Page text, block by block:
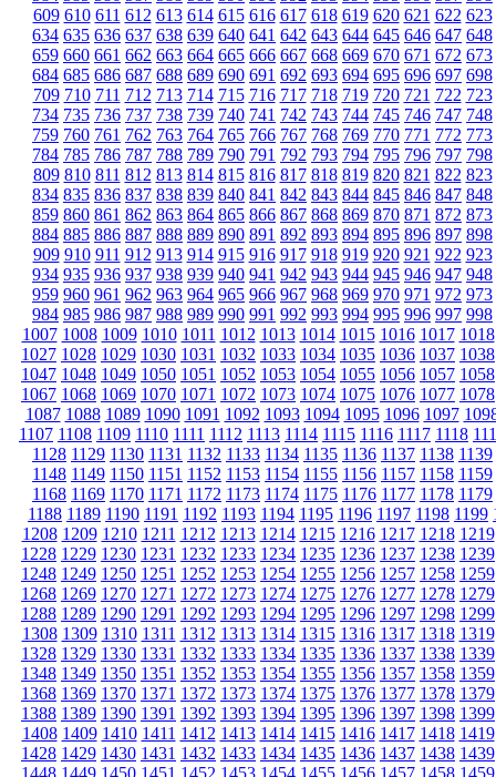
609 610 611 612 613 614 615 616 617 618 619 620 621 622 623
634 635 636 637 638 639 640 641 642 643 644 645 646 647 648
659 660 661 662 663 664 665 666 667 668 669 670 671 672 673
684 685 686 687 688 689 690 691 692 693 694 695 696 697 698
709 710 711 712 713 714 715 716 717 718 719 720 721 722 723
734 735 736 737 738 739 740 741 742 743 744 745 746 747 748
759 760 761 762 763 764 765 766 767 768 769 770 771 772 773
784 785 786 787 788 789 790 791 792 793 794 795 796 797 798
809 810 811 812 813 814 815 816 817 818 819 820 821 822 823
834 835 836 837 838 839 840 841 842 843 844 845 846 847 848
859 860 861 862 863 864 865 866 867 868 869 870 871 872 873
884 885 886 887 888 889 890 891 892 893 894 895 896 897 898
909 910 911 912 913 914 915 916 917 918 919 920 921 922 923
934 935 936 937 938 939 940 941 942 943 944 945 946 947 948
959 960 961 962 963 964 965 966 967 968 969 970 971 972 973
984 985 986 987 988 989 990 991 992 993 994 995 996 997 998
1007 1008 1009 1010 1011 1012 1013 1014 1015 1016 1017 1018
1027 1028 1029 1030 1031 1032 1033 1034 1035 1036 1037 1038
1047 1048 1049 1050 1051 1052 1053 1054 1055 1056 1057 1058
1067 1068 1069 1070 1071 1072 1073 1074 1075 1076 1077 1078
1087 1088 1089 1090 1091 1092 1093 1094 1095 1096 1097
1107 1108 1109 1110 1111 1112 1113 1114 1115 1116 1117 1118
1128 1129 1130 1131 1132 1133 1134 1135 1136 1137 1138 1139
1148 1149 1150 1151 1152 1153 1154 1155 1156 1157 1158 1159
1168 1169 1170 1171 1172 1173 1174 1175 1176 1177 1178 1179
1188 1189 1190 1191 1192 1193 1194 1195 1196 1197 1198 1199
1208 1209 1210 1211 1212 1213 1214 1215 1216 1217 1218 1219
1228 1229 1230 1231 1232 1233 1234 1235 1236 1237 1238 1239
1248 1249 1250 1251 1252 1253 1254 1255 1256 1257 1258 1259
1268 1269 1270 1271 1272 1273 1274 1275 1276 1277 1278 1279
1288 1289 1290 1291 1292 1293 1294 1295 1296 1297 1298 1299
1308 1309 1310 1311 1312 1313 1314 1315 1316 1317 1318 1319
1328 1329 1330 1331 1332 1333 1334 1335 1336 1337 1338 1339
1348 1349 1350 1351 1352 1353 1354 1355 1356 1357 1358 1359
1368 1369 1370 1371 1372 1373 1374 1375 1376 1377 1378 1379
1388 1389 1390 1391 1392 1393 1394 1395 1396 1397 1398 1399
1408 1409 1410 1411 1412 1413 1414 1415 1416 1417 1418 1419
1428 1429 1430 1431 1432 1433 1434 1435 1436 1437 1438 1439
1448 1449 1450 1451 1452 1453 1454 1455 1456 1457 1458 1459